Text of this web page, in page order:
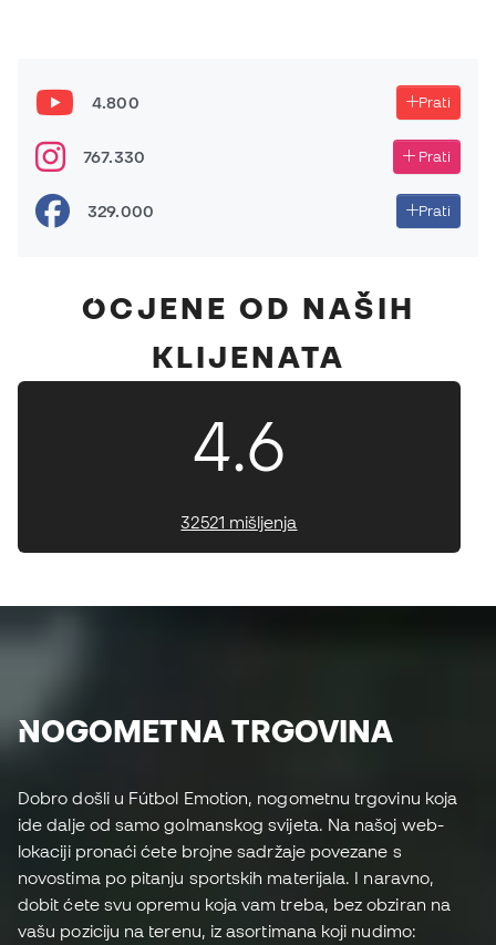
4.800 Prati
767.330 Prati
329.000 Prati
OCJENE OD NAŠIH
KLIJENATA
4.6
32521 mišljenja
NOGOMETNA TRGOVINA
Dobro došli u Fútbol Emotion, nogometnu trgovinu koja
ide dalje od samo golmanskog svijeta. Na našoj web-
lokaciji pronaći ćete brojne sadržaje povezane s
novostima po pitanju sportskih materijala. I naravno,
dobit ćete svu opremu koja vam treba, bez obziran na
vašu poziciju na terenu, iz asortimana koji nudimo: